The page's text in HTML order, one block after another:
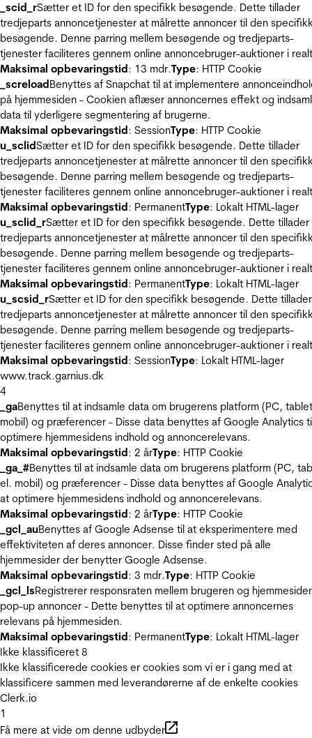
_scid_rSætter et ID for den specifikk besøgende. Dette tillader
tredjeparts annoncetjenester at målrette annoncer til den
besøgende. Denne parring mellem besøgende og tredjeparts-
tjenester faciliteres gennem online annoncebruger-auktioner i
Maksimal opbevaringstid: 13 mdr.Type: HTTP Cookie
_screloadBenyttes af Snapchat til at implementere
på hjemmesiden - Cookien aflæser annoncernes effekt og
data til yderligere segmentering af brugerne.
Maksimal opbevaringstid: SessionType: HTTP Cookie
u_sclidSætter et ID for den specifikk besøgende. Dette tillader
tredjeparts annoncetjenester at målrette annoncer til den
besøgende. Denne parring mellem besøgende og tredjeparts-
tjenester faciliteres gennem online annoncebruger-auktioner i
Maksimal opbevaringstid: PermanentType: Lokalt HTML-lager
u_sclid_rSætter et ID for den specifikk besøgende. Dette tillader
tredjeparts annoncetjenester at målrette annoncer til den
besøgende. Denne parring mellem besøgende og tredjeparts-
tjenester faciliteres gennem online annoncebruger-auktioner i
Maksimal opbevaringstid: PermanentType: Lokalt HTML-lager
u_scsid_rSætter et ID for den specifikk besøgende. Dette tillader
tredjeparts annoncetjenester at målrette annoncer til den
besøgende. Denne parring mellem besøgende og tredjeparts-
tjenester faciliteres gennem online annoncebruger-auktioner i
Maksimal opbevaringstid: SessionType: Lokalt HTML-lager
www.track.garnius.dk
4
_gaBenyttes til at indsamle data om brugerens platform (PC,
mobil) og præferencer - Disse data benyttes af Google Analytics
optimere hjemmesidens indhold og annoncerelevans.
Maksimal opbevaringstid: 2 årType: HTTP Cookie
_ga_#Benyttes til at indsamle data om brugerens platform (PC,
el. mobil) og præferencer - Disse data benyttes af Google
at optimere hjemmesidens indhold og annoncerelevans.
Maksimal opbevaringstid: 2 årType: HTTP Cookie
_gcl_auBenyttes af Google Adsense til at eksperimentere med
effektiviteten af deres annoncer. Disse finder sted på alle
hjemmesider der benytter Google Adsense.
Maksimal opbevaringstid: 3 mdr.Type: HTTP Cookie
_gcl_lsRegistrerer responsraten mellem brugeren og
pop-up annoncer - Dette benyttes til at optimere annoncernes
relevans på hjemmesiden.
Maksimal opbevaringstid: PermanentType: Lokalt HTML-lager
Ikke klassificeret 8
Ikke klassificerede cookies er cookies som vi er i gang med at
klassificere sammen med leverandørerne af de enkelte cookies
Clerk.io
1
Få mere at vide om denne udbyder